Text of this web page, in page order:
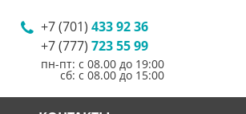
+7 (701) 433 92 36
+7 (777) 723 55 99
пн-пт: с 08.00 до 19:00
сб: с 08.00 до 15:00